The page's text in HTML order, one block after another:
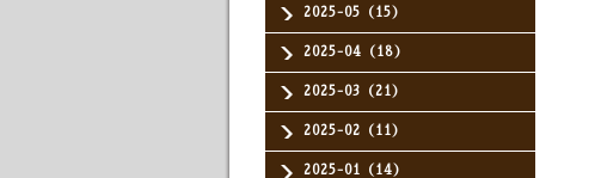
2025-05（15）
2025-04（18）
2025-03（21）
2025-02（11）
2025-01（14）